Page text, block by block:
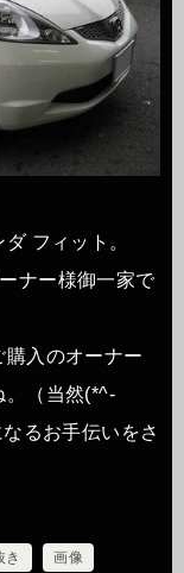
フィット。
ナー様御一家で
入のオーナー
。（当然(*^-
るお手伝いをさ
画像